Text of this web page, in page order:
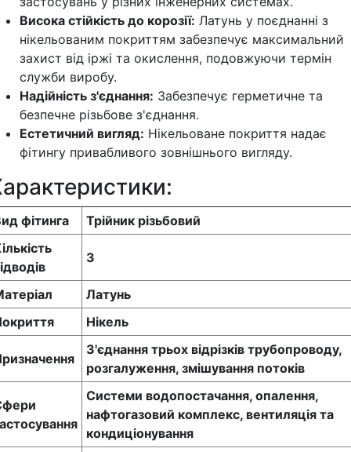
Висока стійкість до корозії: Латунь у поєднанні з
нікельованим покриттям забезпечує максимальний
захист від іржі та окислення, подовжуючи термін
служби виробу.
Надійність з'єднання: Забезпечує герметичне та
безпечне різьбове з'єднання.
Естетичний вигляд: Нікельоване покриття надає
фітингу привабливого зовнішнього вигляду.
фітинга
Трійник різьбовий
3
Латунь
Нікель
З'єднання трьох відрізків трубопроводу,
розгалуження, змішування потоків
Системи водопостачання, опалення,
нафтогазовий комплекс, вентиляція та
кондиціонування